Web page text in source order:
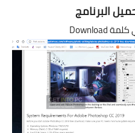
البرنامج